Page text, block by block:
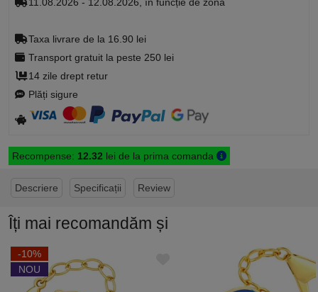
11.08.2026 - 12.08.2026, în funcție de zonă
Taxa livrare de la 16.90 lei
Transport gratuit la peste 250 lei
14 zile drept retur
Plăți sigure
Recompense: 12.32lei de la prima comanda
Descriere Specificații Review
Îți mai recomandăm și
-10%
NOU